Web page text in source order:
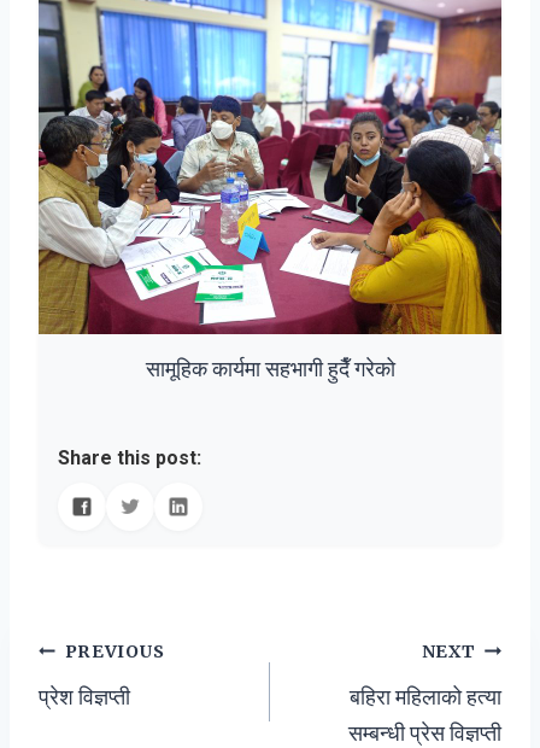
सामूहिक कार्यमा सहभागी हुदैँ गरेको
Share this post:
Post
navigation
PREVIOUS
प्रेश विज्ञप्ती
NEXT
बहिरा महिलाको हत्या
सम्बन्धी प्रेस विज्ञप्ती